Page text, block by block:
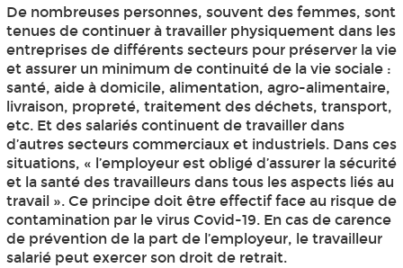
De nombreuses personnes, souvent des femmes, sont
tenues de continuer à travailler physiquement dans les
entreprises de différents secteurs pour préserver la vie
et assurer un minimum de continuité de la vie sociale :
santé, aide à domicile, alimentation, agro-alimentaire,
livraison, propreté, traitement des déchets, transport,
etc. Et des salariés continuent de travailler dans
d’autres secteurs commerciaux et industriels. Dans ces
situations, « l’employeur est obligé d’assurer la sécurité
et la santé des travailleurs dans tous les aspects liés au
travail ». Ce principe doit être effectif face au risque de
contamination par le virus Covid-19. En cas de carence
de prévention de la part de l’employeur, le travailleur
salarié peut exercer son droit de retrait.